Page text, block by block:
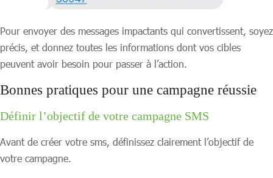
Pour envoyer des messages impactants qui convertissent, soyez
précis, et donnez toutes les informations dont vos cibles
peuvent avoir besoin pour passer à l’action.
Bonnes pratiques pour une campagne réussie
Définir l’objectif de votre campagne SMS
Avant de créer votre sms, définissez clairement l’objectif de
votre campagne.